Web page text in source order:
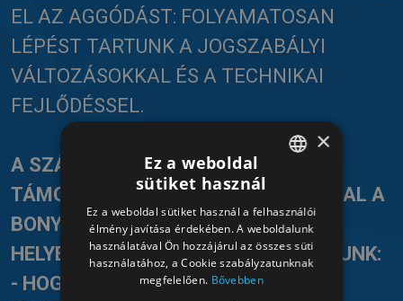
EL AZ AGGÓDÁST: FOLYAMATOSAN
LÉPÉST TARTUNK A JOGSZABÁLYI
VÁLTOZÁSOKKAL ÉS A TECHNIKAI
FEJLŐDÉSSEL.
A SZÁMADÓ SZOFTVERREL
TÁMOGATOTT SZOLGÁLTATÁSUNKKAL A
BONYOLULT FŐKÖNYVI KIVONATOK
HELYETT ÉRTHETŐ VÁLASZOKAT ADUNK:
- HOGYAN NÖVELHETŐ A
HUNGARIAN
HUNGARIAN
×
Ez a weboldal
sütiket használ
Ez a weboldal sütiket használ a felhasználói
élmény javítása érdekében. A weboldalunk
használatával Ön hozzájárul az összes süti
használatához, a Cookie szabályzatunknak
megfelelően. Bővebben